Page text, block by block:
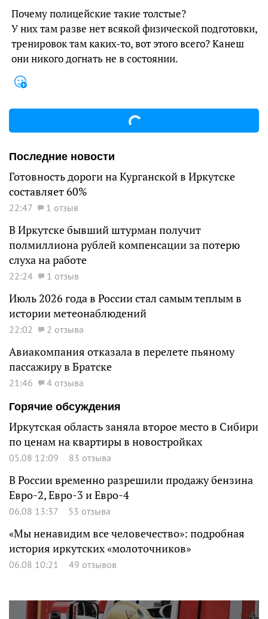
Почему полицейские такие толстые?
У них там разве нет всякой физической подготовки,
тренировок там каких-то, вот этого всего? Канеш
они никого догнать не в состоянии.
Последние новости
Готовность дороги на Курганской в Иркутске
составляет 60%
22:47 1 отзыв
В Иркутске бывший штурман получит
полмиллиона рублей компенсации за потерю
слуха на работе
22:24 1 отзыв
Июль 2026 года в России стал самым теплым в
истории метеонаблюдений
22:02 2 отзыва
Авиакомпания отказала в перелете пьяному
пассажиру в Братске
21:46
4 отзыва
Горячие обсуждения
Иркутская область заняла второе место в Сибири
по ценам на квартиры в новостройках
05.08 12:09 83 отзыва
В России временно разрешили продажу бензина
Евро-2, Евро-3 и Евро-4
06.08 13:37 53 отзыва
«Мы ненавидим все человечество»: подробная
история иркутских «молоточников»
06.08 10:21 49 отзывов